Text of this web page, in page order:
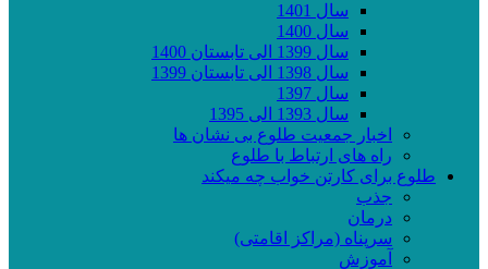
سال 1401
سال 1400
سال 1399 الی تابستان 1400
سال 1398 الی تابستان 1399
سال 1397
سال 1393 الی 1395
اخبار جمعیت طلوع بی نشان ها
راه های ارتباط با طلوع
طلوع برای کارتن خواب چه میکند
جذب
درمان
سرپناه (مراکز اقامتی)
آموزش